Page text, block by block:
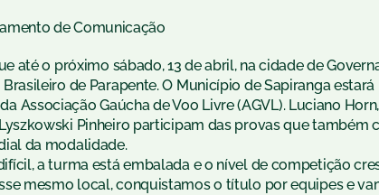
de Comunicação
até o próximo sábado, 13 de abril, na cidade de
de Parapente. O Município de Sapiranga
Associação Gaúcha de Voo Livre (AGVL). Luciano
Pinheiro participam das provas que também
da modalidade.
a turma está embalada e o nível de competição
mesmo local, conquistamos o título por equipes e